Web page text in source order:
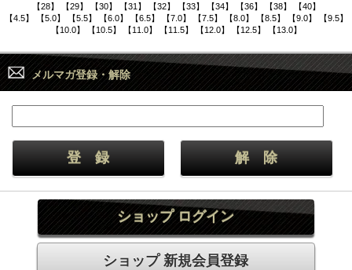
【28】 【29】 【30】 【31】 【32】 【33】 【34】 【36】 【38】 【40】
【4.5】 【5.0】 【5.5】 【6.0】 【6.5】 【7.0】 【7.5】 【8.0】 【8.5】 【9.0】 【9.5】
【10.0】 【10.5】 【11.0】 【11.5】 【12.0】 【12.5】 【13.0】
メルマガ登録・解除
ショップ ログイン
ショップ 新規会員登録